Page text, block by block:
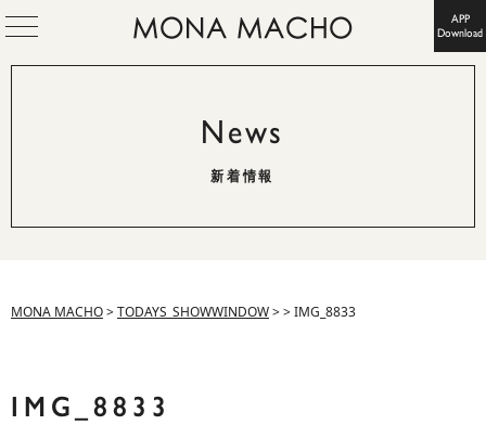
APP
Download
News
新着情報
MONA MACHO>TODAYS_SHOWWINDOW>>IMG_8833
IMG_8833